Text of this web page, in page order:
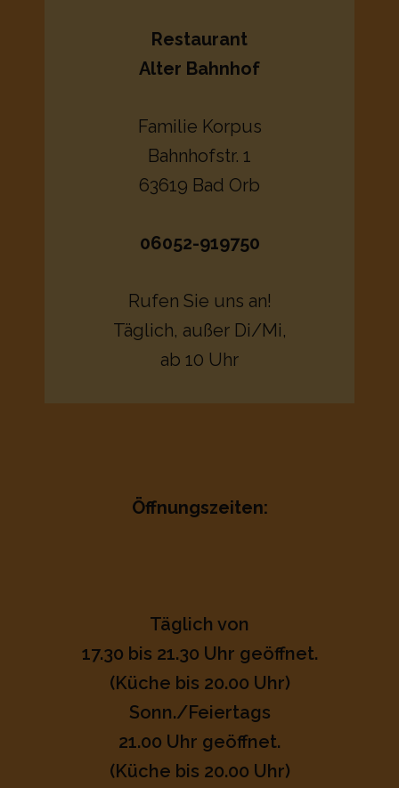
Restaurant
Alter Bahnhof
Familie Korpus
Bahnhofstr. 1
63619 Bad Orb
06052-919750
Rufen Sie uns an!
Täglich, außer Di/Mi,
ab 10 Uhr
Öffnungszeiten:
Täglich von
17.30 bis 21.30 Uhr geöffnet.
(Küche bis 20.00 Uhr)
Sonn./Feiertags
21.00 Uhr geöffnet.
(Küche bis 20.00 Uhr)